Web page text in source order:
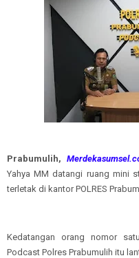
Prabumulih,
Yahya MM datangi ruang mini
terletak di kantor POLRES
Kedatangan orang nomor
Podcast Polres Prabumulih itu